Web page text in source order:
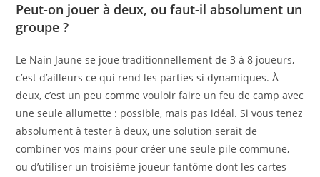
Peut-on jouer à deux, ou faut-il absolument un
groupe ?
Le Nain Jaune se joue traditionnellement de 3 à 8 joueurs,
c’est d’ailleurs ce qui rend les parties si dynamiques. À
deux, c’est un peu comme vouloir faire un feu de camp avec
une seule allumette : possible, mais pas idéal. Si vous tenez
absolument à tester à deux, une solution serait de
combiner vos mains pour créer une seule pile commune,
ou d’utiliser un troisième joueur fantôme dont les cartes